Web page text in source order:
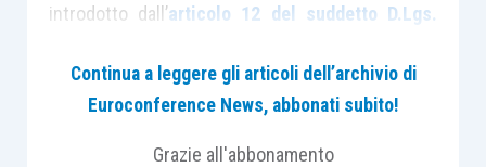
introdotto dall’articolo 12 del suddetto D.Lgs.
Con particolare riguardo alle società che
svolgono, come attività esclusiva o prevalente,
Continua a leggere gli articoli dell’archivio di
Euroconference News, abbonati subito!
Grazie all'abbonamento